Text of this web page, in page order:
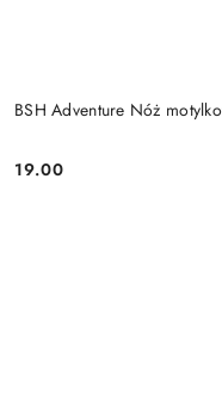
BSH Adventure Nóż
Cena:
19.00